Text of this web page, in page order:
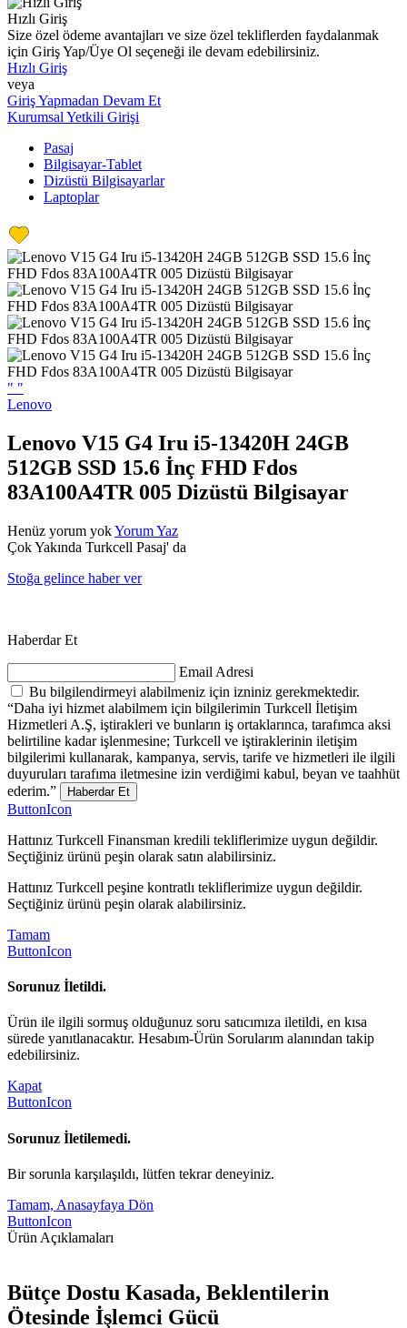
Hızlı Giriş
Size özel ödeme avantajları ve size özel tekliflerden faydalanmak
için Giriş Yap/Üye Ol seçeneği ile devam edebilirsiniz.
Hızlı Giriş
veya
Giriş Yapmadan Devam Et
Kurumsal Yetkili Girişi
Pasaj
Bilgisayar-Tablet
Dizüstü Bilgisayarlar
Laptoplar
" "
Lenovo
Lenovo V15 G4 Iru i5-13420H 24GB
512GB SSD 15.6 İnç FHD Fdos
83A100A4TR 005 Dizüstü Bilgisayar
Henüz yorum yokYorum Yaz
Çok Yakında Turkcell Pasaj' da
Stoğa gelince haber ver
Haberdar Et
Email Adresi
Bu bilgilendirmeyi alabilmeniz için izniniz gerekmektedir.
“Daha iyi hizmet alabilmem için bilgilerimin Turkcell İletişim
Hizmetleri A.Ş, iştirakleri ve bunların iş ortaklarınca, tarafımca aksi
belirtiline kadar işlenmesine; Turkcell ve iştiraklerinin iletişim
bilgilerimi kullanarak, kampanya, servis, tarife ve hizmetleri ile ilgili
duyuruları tarafıma iletmesine izin verdiğimi kabul, beyan ve taahhüt
ederim.”
Haberdar Et
ButtonIcon
Hattınız Turkcell Finansman kredili tekliflerimize uygun değildir.
Seçtiğiniz ürünü peşin olarak satın alabilirsiniz.
Hattınız Turkcell peşine kontratlı tekliflerimize uygun değildir.
Seçtiğiniz ürünü peşin olarak alabilirsiniz.
Tamam
ButtonIcon
Sorunuz İletildi.
Ürün ile ilgili sormuş olduğunuz soru satıcımıza iletildi, en kısa
sürede yanıtlanacaktır. Hesabım-Ürün Sorularım alanından takip
edebilirsiniz.
Kapat
ButtonIcon
Sorunuz İletilemedi.
Bir sorunla karşılaşıldı, lütfen tekrar deneyiniz.
Tamam, Anasayfaya Dön
ButtonIcon
Ürün Açıklamaları
Bütçe Dostu Kasada, Beklentilerin
Ötesinde İşlemci Gücü